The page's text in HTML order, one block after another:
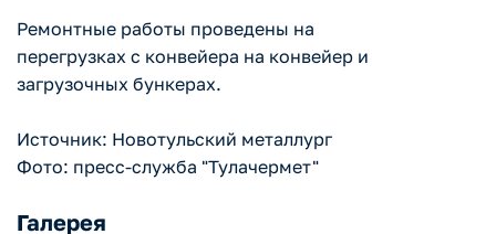
Ремонтные работы проведены на
перегрузках с конвейера на конвейер и
загрузочных бункерах.
Источник: Новотульский металлург
Фото: пресс-служба "Тулачермет"
Галерея